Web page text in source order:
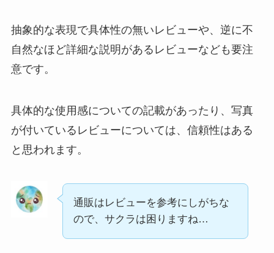
抽象的な表現で具体性の無いレビューや、逆に不
自然なほど詳細な説明があるレビューなども要注
意です。
具体的な使用感についての記載があったり、写真
が付いているレビューについては、信頼性はある
と思われます。
通販はレビューを参考にしがちな
ので、サクラは困りますね…